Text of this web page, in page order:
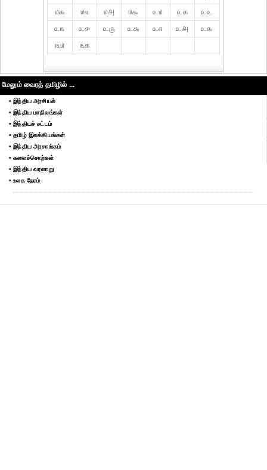
௰௬
௰௭ ௰௮ ௰௯ ௨௰ ௨௧
௨௨
௨௩
௨௪ ௨௫ ௨௬ ௨௭ ௨௮
௨௯
௩௰
௩௧
மேலும் வைரத் தமிழில் ...
• இந்திய அரசியல்
• இந்திய மாநிலங்கள்
• இந்தியச் சட்டம்
• தமிழ் இலக்கியங்கள்
• இந்திய அரசாங்கம்
• கலைச்சொற்கள்
• இந்திய வரலாறு
• உலக நேரம்